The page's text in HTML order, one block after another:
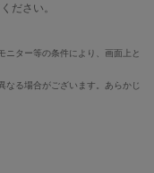
ださい。
ター等の条件により、画面上と
なる場合がございます。あらかじ